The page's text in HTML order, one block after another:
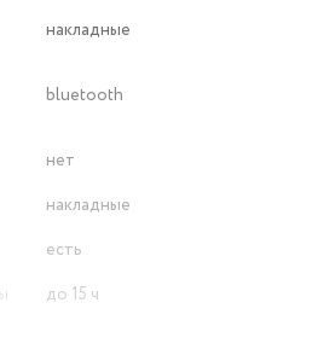
накладные
bluetooth
нет
накладные
есть
до 15 ч